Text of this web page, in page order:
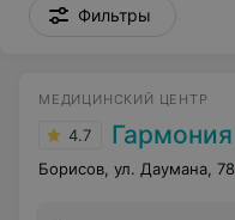
Фильтры
МЕДИЦИНСКИЙ ЦЕНТР
4.7 Гармония
Борисов, ул. Даумана, 78